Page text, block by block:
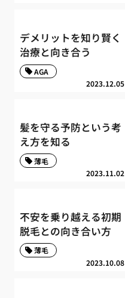
デメリットを知り賢く
治療と向き合う
2023.12.05
AGA
髪を守る予防という考
え方を知る
2023.11.02
薄毛
不安を乗り越える初期
脱毛との向き合い方
2023.10.08
薄毛